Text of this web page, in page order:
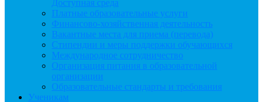
Доступная среда
Платные образовательные услуги
Финансово-хозяйственная деятельность
Вакантные места для приема (перевода)
Стипендии и меры поддержки обучающихся
Международное сотрудничество
Организация питания в образовательной
организации
Образовательные стандарты и требования
Ученикам